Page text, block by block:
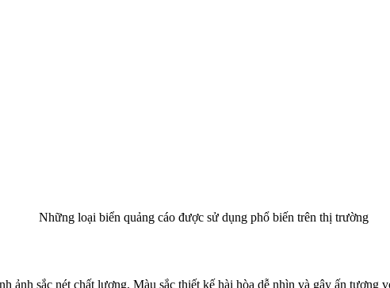
Những loại biển quảng cáo được sử dụng phổ biến trên thị trường
ảnh sắc nét chất lượng. Màu sắc thiết kế hài hòa dễ nhìn và gây ấn